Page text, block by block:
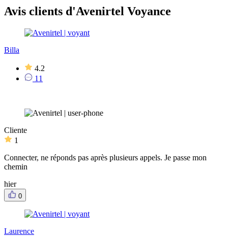
Avis clients d'Avenirtel Voyance
Billa
4.2
11
Cliente
1
Connecter, ne réponds pas après plusieurs appels. Je passe mon
chemin
hier
0
Laurence